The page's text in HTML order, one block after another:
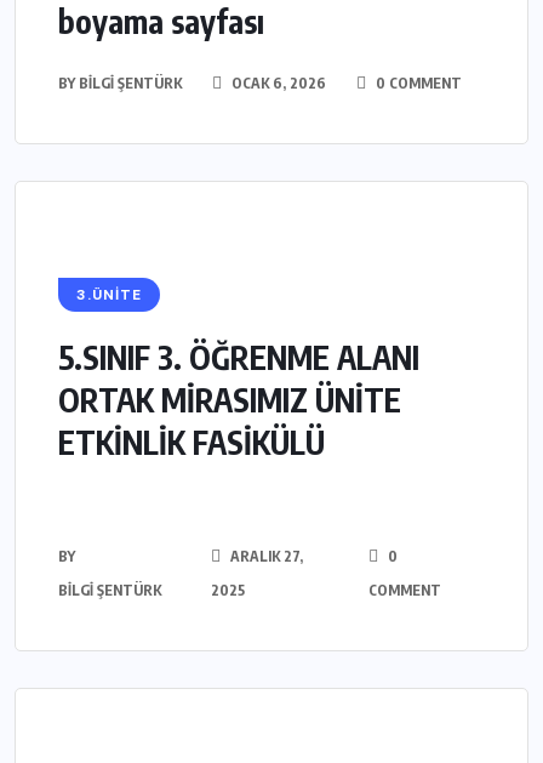
boyama sayfası
BY BILGI ŞENTÜRK OCAK 6, 2026 0 COMMENT
3.ÜNİTE
5.SINIF 3. ÖĞRENME ALANI
ORTAK MİRASIMIZ ÜNİTE
ETKİNLİK FASİKÜLÜ
BY
BILGI ŞENTÜRK
ARALIK 27,
2025
0
COMMENT